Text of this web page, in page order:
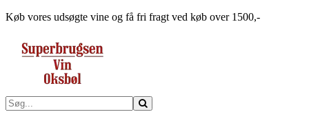
Køb vores udsøgte vine og få fri fragt ved køb over 1500,-